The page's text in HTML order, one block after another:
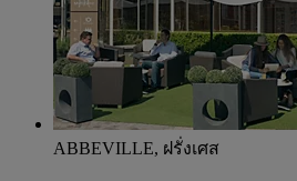
ABBEVILLE, ฝรั่งเศส